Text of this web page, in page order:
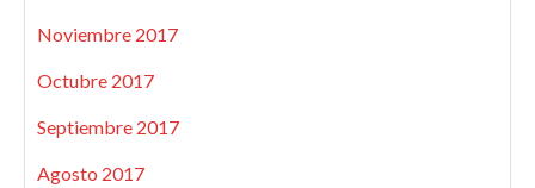
Noviembre 2017
Octubre 2017
Septiembre 2017
Agosto 2017